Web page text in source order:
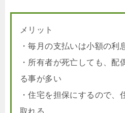
メリット
・毎月の支払いは小額の利
・所有者が死亡しても、配
る事が多い
・住宅を担保にするので、
取れる